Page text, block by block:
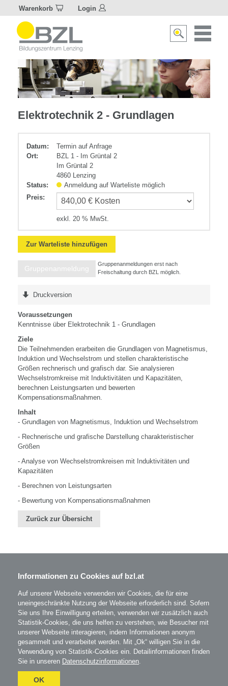
Warenkorb Login
Suche
Elektrotechnik
Elektrotechnik 2 - Grundlagen
Datum:
Termin auf Anfrage
Ort:
BZL 1 - Im Grüntal 2
Im Grüntal 2
4860 Lenzing
Status:
Anmeldung auf Warteliste möglich
Preis:
exkl. 20 % MwSt.
Zur Warteliste hinzufügen
Gruppenanmeldung
Gruppenanmeldungen erst nach
Freischaltung durch BZL möglich.
Druckversion
Voraussetzungen
Kenntnisse über Elektrotechnik 1 - Grundlagen
Ziele
Die Teilnehmenden erarbeiten die Grundlagen von Magnetismus,
Induktion und Wechselstrom und stellen charakteristische
Größen rechnerisch und grafisch dar. Sie analysieren
Wechselstromkreise mit Induktivitäten und Kapazitäten,
berechnen Leistungsarten und bewerten
Kompensationsmaßnahmen.
Inhalt
- Grundlagen von Magnetismus, Induktion und Wechselstrom
- Rechnerische und grafische Darstellung charakteristischer
Größen
- Analyse von Wechselstromkreisen mit Induktivitäten und
Kapazitäten
- Berechnen von Leistungsarten
- Bewertung von Kompensationsmaßnahmen
Zurück zur Übersicht
BZL - Bildungszentrum Lenzing GmbH
A-4860 Lenzing
T: 07672 701-3531
office@bzl.at
BZLauf Facebook
BZL auf Instagram
AGB Impressum
Umgesetzt
Informationen zu Cookies auf bzl.at
Auf unserer Webseite verwenden wir Cookies, die für eine
uneingeschränkte Nutzung der Webseite erforderlich sind. Sofern
Sie uns Ihre Einwilligung erteilen, verwenden wir zusätzlich auch
Statistik-Cookies, die uns helfen zu verstehen, wie Besucher mit
unserer Webseite interagieren, indem Informationen anonym
gesammelt und verarbeitet werden. Mit „Ok“ willigen Sie in die
Verwendung von Statistik-Cookies ein. Detailinformationen finden
Sie in unseren Datenschutzinformationen.
OK